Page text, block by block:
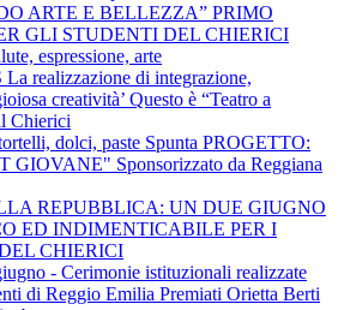
ARTE E BELLEZZA” PRIMO
GLI STUDENTI DEL CHIERICI
espressione, arte
realizzazione di integrazione,
creatività’ Questo è “Teatro a
Chierici
dolci, paste Spunta PROGETTO:
GIOVANE" Sponsorizzato da Reggiana
REPUBBLICA: UN DUE GIUGNO
ED INDIMENTICABILE PER I
CHIERICI
- Cerimonie istituzionali realizzate
di Reggio Emilia Premiati Orietta Berti